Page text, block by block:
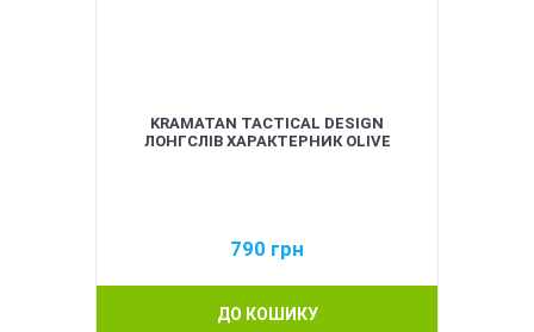
KRAMATAN TACTICAL DESIGN
ЛОНГСЛІВ ХАРАКТЕРНИК OLIVE
790 грн
ДО КОШИКУ